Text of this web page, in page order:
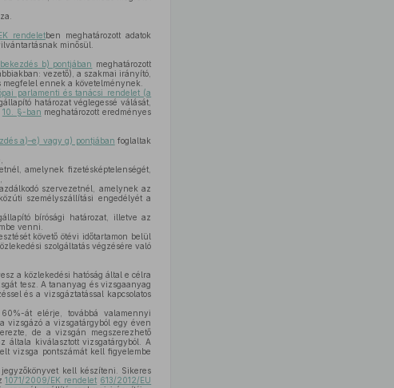
rendeletben meghatározott adatok
minősül.
b) pontjában meghatározott
vezető), a szakmai irányító,
ennek a követelménynek.
parlamenti és tanácsi rendelet (a
határozat véglegessé válását,
10. §-ban meghatározott eredményes
a)–e) vagy g) pontjában foglaltak
amelynek fizetésképtelenségét,
szervezetnél, amelynek az
személyszállítási engedélyét a
bírósági határozat, illetve az
venni.
követő ötévi időtartamon belül
szolgáltatás végzésére való
a közlekedési hatóság által e célra
tesz. A tananyag és vizsgaanyag
és a vizsgáztatással kapcsolatos
át elérje, továbbá valamennyi
vizsgázó a vizsgatárgyból egy éven
de a vizsgán megszerezhető
általa kiválasztott vizsgatárgyból. A
vizsga pontszámát kell figyelembe
kell készíteni. Sikeres
1071/2009/EK rendelet 613/2012/EU